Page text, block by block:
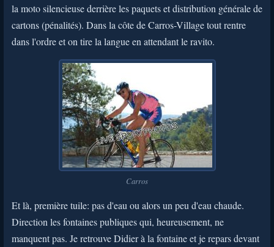
la moto silencieuse derrière les paquets et distribution générale de
cartons (pénalités). Dans la côte de Carros-Village tout rentre
dans l'ordre et on tire la langue en attendant le ravito.
Carros
Et là, première tuile: pas d'eau ou alors un peu d'eau chaude.
Direction les fontaines publiques qui, heureusement, ne
manquent pas. Je retrouve Didier à la fontaine et je repars devant